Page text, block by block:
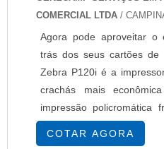
COMERCIAL LTDA /
Agora pode aproveitar o
trás dos seus cartões de
Zebra P120i é a
crachás mais
impressão policromática
tamanho pequeno. Ideal
espaço reduzido, a
COTAR AGORA